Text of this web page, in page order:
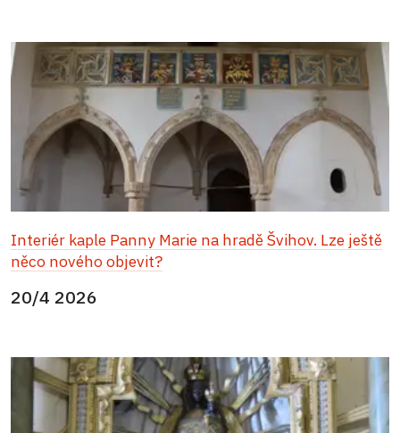
Interiér kaple Panny Marie na hradě Švihov. Lze ještě
něco nového objevit?
20/4 2026